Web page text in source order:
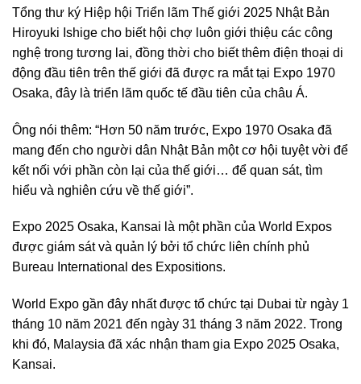
Tổng thư ký Hiệp hội Triển lãm Thế giới 2025 Nhật Bản
Hiroyuki Ishige cho biết hội chợ luôn giới thiệu các công
nghệ trong tương lai, đồng thời cho biết thêm điện thoại di
động đầu tiên trên thế giới đã được ra mắt tại Expo 1970
Osaka, đây là triển lãm quốc tế đầu tiên của châu Á.
Ông nói thêm: “Hơn 50 năm trước, Expo 1970 Osaka đã
mang đến cho người dân Nhật Bản một cơ hội tuyệt vời để
kết nối với phần còn lại của thế giới… để quan sát, tìm
hiểu và nghiên cứu về thế giới”.
Expo 2025 Osaka, Kansai là một phần của World Expos
được giám sát và quản lý bởi tổ chức liên chính phủ
Bureau International des Expositions.
World Expo gần đây nhất được tổ chức tại Dubai từ ngày 1
tháng 10 năm 2021 đến ngày 31 tháng 3 năm 2022. Trong
khi đó, Malaysia đã xác nhận tham gia Expo 2025 Osaka,
Kansai.